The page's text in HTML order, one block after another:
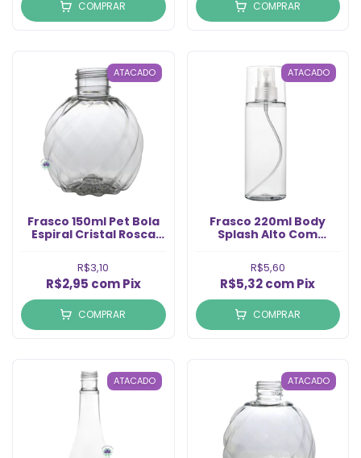
COMPRAR COMPRAR
ATACADO
Frasco 150ml Pet Bola
Espiral Cristal Rosca
R$3,10
R$2,95 com Pix
COMPRAR
ATACADO
Frasco 220ml Body
Splash Alto Com
24/410 (Un)
R$5,60
R$5,32comPix
COMPRAR
ATACADO ATACADO